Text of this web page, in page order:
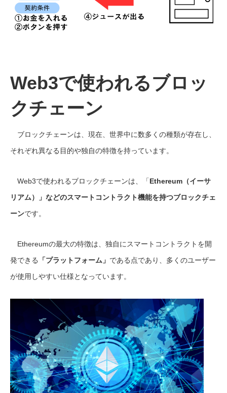
Web3で使われるブロッ
クチェーン
ブロックチェーンは、現在、世界中に数多くの種類が存在し、
それぞれ異なる目的や独自の特徴を持っています。
Web3で使われるブロックチェーンは、「Ethereum（イーサ
リアム）」などのスマートコントラクト機能を持つブロックチェ
ーンです。
Ethereumの最大の特徴は、独自にスマートコントラクトを開
発できる
「プラットフォーム」 である点であり、多くのユーザー
が使用しやすい仕様となっています。